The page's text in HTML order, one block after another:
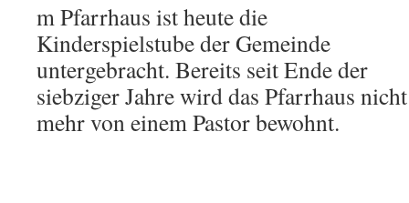
m Pfarrhaus ist heute die
Kinderspielstube der Gemeinde
untergebracht. Bereits seit Ende der
siebziger Jahre wird das Pfarrhaus nicht
mehr von einem Pastor bewohnt.